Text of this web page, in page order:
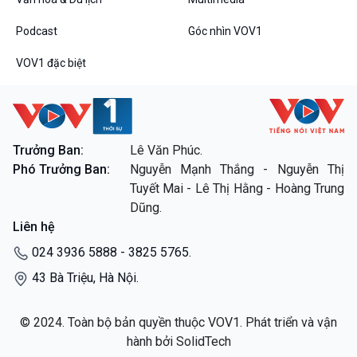
VOV1 đặc biệt
Thanh âm ký sự
Chân dung cuộc sống
Các chương trình đặc biệt
Podcast Góc nhìn VOV1
VOV1 đặc biệt
Trưởng Ban:
Lê Văn Phúc.
Phó Trưởng Ban:
Nguyễn Mạnh Thắng - Nguyễn Thị
Tuyết Mai - Lê Thị Hằng - Hoàng Trung
Dũng.
Liên hệ
024 3936 5888 - 3825 5765.
43 Bà Triệu, Hà Nội.
© 2024. Toàn bộ bản quyền thuộc VOV1. Phát triển và vận
hành bởi SolidTech